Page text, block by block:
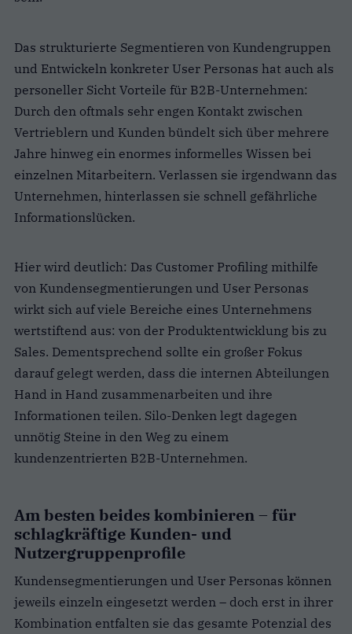
Das strukturierte Segmentieren von Kundengruppen
und Entwickeln konkreter User Personas hat auch als
personeller Sicht Vorteile für B2B-Unternehmen:
Durch den oftmals sehr engen Kontakt zwischen
Vertrieblern und Kunden bündelt sich über mehrere
Jahre hinweg ein enormes informelles Wissen bei
einzelnen Mitarbeitern. Verlassen sie irgendwann das
Unternehmen, hinterlassen sie schnell gefährliche
Informationslücken.
Hier wird deutlich: Das Customer Profiling mithilfe
von Kundensegmentierungen und User Personas
wirkt sich auf viele Bereiche eines Unternehmens
wertstiftend aus: von der Produktentwicklung bis zu
Sales. Dementsprechend sollte ein großer Fokus
darauf gelegt werden, dass die internen Abteilungen
Hand in Hand zusammenarbeiten und ihre
Informationen teilen. Silo-Denken legt dagegen
unnötig Steine in den Weg zu einem
kundenzentrierten B2B-Unternehmen.
Am besten beides kombinieren – für
schlagkräftige Kunden- und
Nutzergruppenprofile
Kundensegmentierungen und User Personas können
jeweils einzeln eingesetzt werden – doch erst in ihrer
Kombination entfalten sie das gesamte Potenzial des